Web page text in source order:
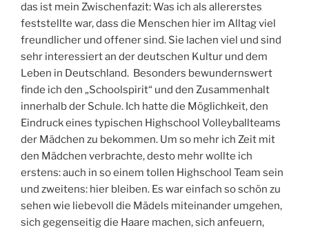
das ist mein Zwischenfazit: Was ich als allererstes
feststellte war, dass die Menschen hier im Alltag viel
freundlicher und offener sind. Sie lachen viel und sind
sehr interessiert an der deutschen Kultur und dem
Leben in Deutschland. Besonders bewundernswert
finde ich den „Schoolspirit“ und den Zusammenhalt
innerhalb der Schule. Ich hatte die Möglichkeit, den
Eindruck eines typischen Highschool Volleyballteams
der Mädchen zu bekommen. Um so mehr ich Zeit mit
den Mädchen verbrachte, desto mehr wollte ich
erstens: auch in so einem tollen Highschool Team sein
und zweitens: hier bleiben. Es war einfach so schön zu
sehen wie liebevoll die Mädels miteinander umgehen,
sich gegenseitig die Haare machen, sich anfeuern,